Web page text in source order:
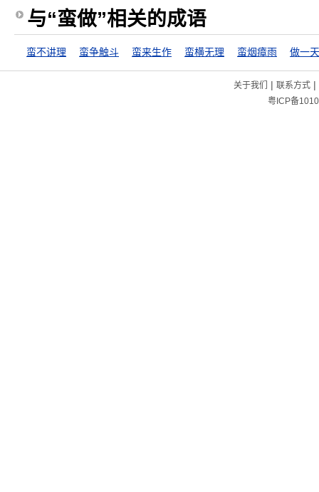
与“蛮做”相关的成语
蛮不讲理 蛮争触斗 蛮来生作 蛮横无理 蛮烟瘴雨
关于我们 | 联系方式|
粤ICP备